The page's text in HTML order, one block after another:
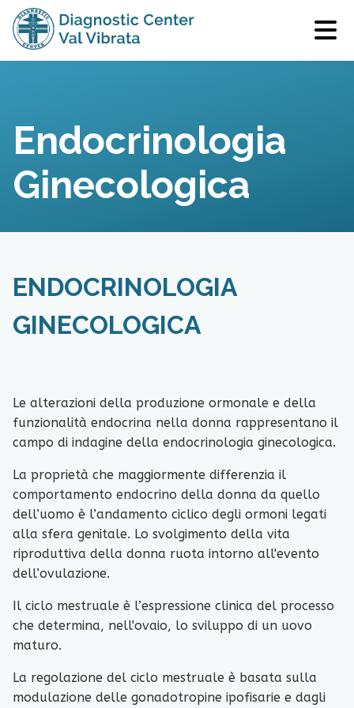
Endocrinologia
Ginecologica
ENDOCRINOLOGIA
GINECOLOGICA
Le alterazioni della produzione ormonale e della
funzionalità endocrina nella donna rappresentano il
campo di indagine della endocrinologia ginecologica.
La proprietà che maggiormente differenzia il
comportamento endocrino della donna da quello
dell’uomo è l’andamento ciclico degli ormoni legati
alla sfera genitale. Lo svolgimento della vita
riproduttiva della donna ruota intorno all'evento
dell’ovulazione.
Il ciclo mestruale è l’espressione clinica del processo
che determina, nell'ovaio, lo sviluppo di un uovo
maturo.
La regolazione del ciclo mestruale è basata sulla
modulazione delle gonadotropine ipofisarie e dagli